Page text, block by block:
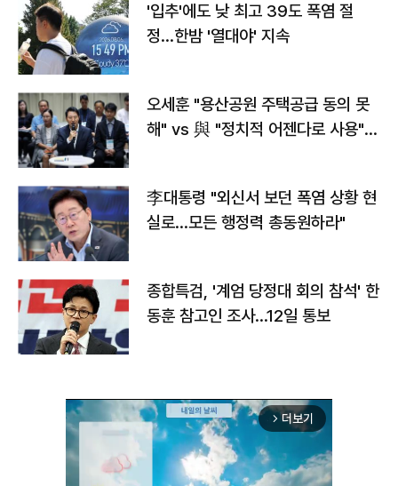
'입추'에도 낮 최고 39도 폭염 절
정…한밤 '열대야' 지속
오세훈 "용산공원 주택공급 동의 못
해" vs 與 "정치적 어젠다로 사용"
李대통령 "외신서 보던 폭염 상황 현
실로…모든 행정력 총동원하라"
종합특검, '계엄 당정대 회의 참석' 한
동훈 참고인 조사...12일 통보
arrow_forward_ios 더보기